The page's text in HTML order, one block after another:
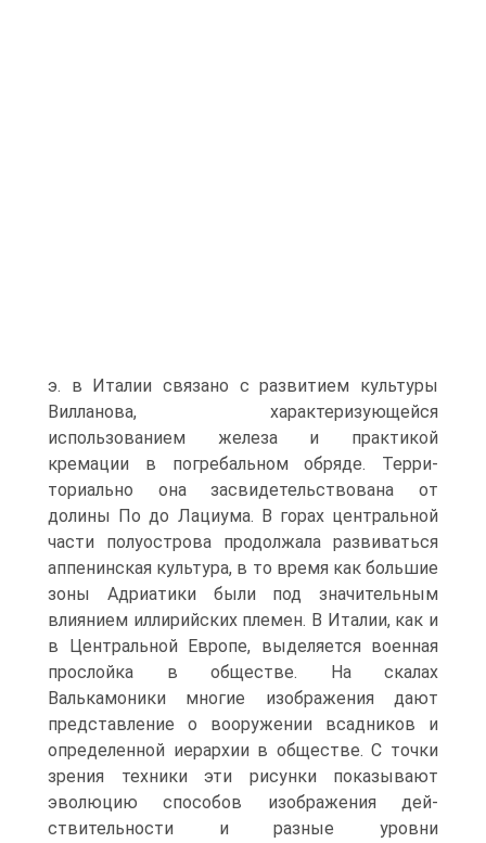
э. в Италии связано с развитием культуры
Вилланова, характеризующейся
использованием железа и практикой
кремации в погребальном обряде. Терри­
ториально она засвидетельствована от
долины По до Лациума. В горах центральной
части полуострова продолжала разви­ваться
аппенинская культура, в то время как большие
зоны Адриатики были под значительным
влиянием иллирийских племен. В Италии, как и
в Центральной Европе, выделяется военная
прослойка в обществе. На скалах
Валькамоники мно­гие изображения дают
представление о вооружении всадников и
определенной иерархии в обществе. C точки
зрения техники эти рисунки показывают
эволюцию способов изображения дей­
ствительности и разные уровни